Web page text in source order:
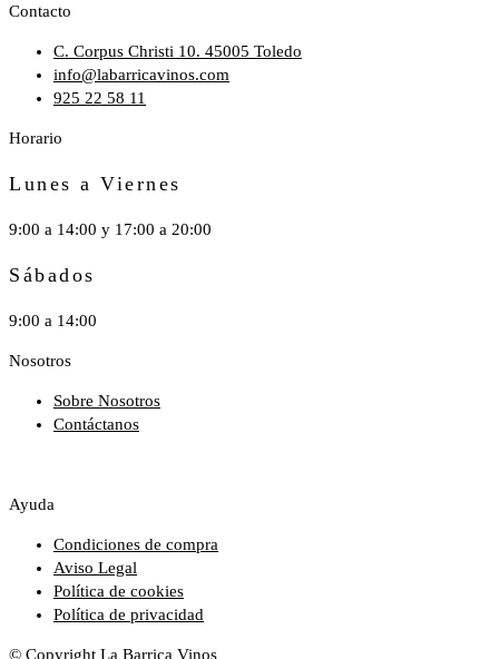
Contacto
C. Corpus Christi 10. 45005 Toledo
info@labarricavinos.com
925 22 58 11
Horario
Lunes a Viernes
9:00 a 14:00 y 17:00 a 20:00
Sábados
9:00 a 14:00
Nosotros
Sobre Nosotros
Contáctanos
Ayuda
Condiciones de compra
Aviso Legal
Política de cookies
Política de privacidad
© Copyright La Barrica Vinos